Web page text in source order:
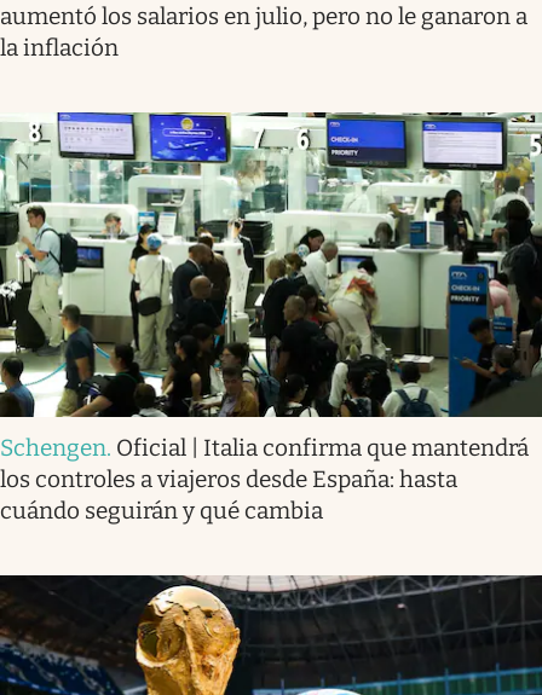
aumentó los salarios en julio, pero no le ganaron a
la inflación
Schengen. Oficial | Italia confirma que mantendrá
los controles a viajeros desde España: hasta
cuándo seguirán y qué cambia